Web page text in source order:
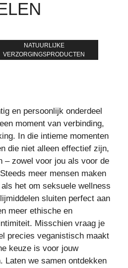
NATUURLIJKE
VERZORGINGSPRODUCTEN
en persoonlijk onderdeel
moment van verbinding,
In die intieme momenten
die niet alleen effectief zijn,
– zowel voor jou als voor de
meer mensen maken
het om seksuele wellness
sluiten perfect aan
meer ethische en
Misschien vraag je
precies veganistisch maakt
keuze is voor jouw
Laten we samen ontdekken